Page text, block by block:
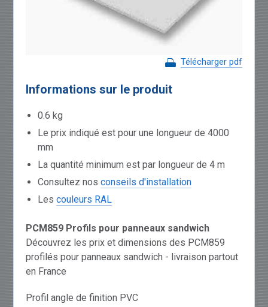
Télécharger pdf
Informations sur le produit
0.6 kg
Le prix indiqué est pour une longueur de 4000
mm
La quantité minimum est par longueur de 4 m
Consultez nosconseils d'installation
Lescouleurs RAL
PCM859 Profils pour panneaux sandwich
Découvrez les prix et dimensions des PCM859
profilés pour panneaux sandwich - livraison partout
en France
Profil angle de finition PVC